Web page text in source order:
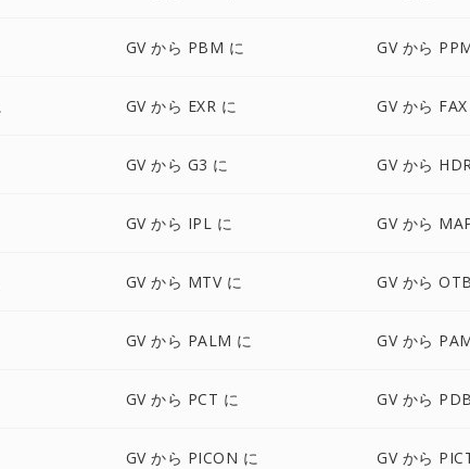
GV から PBM に GV から
GV から EXR に GV から
GV から G3 に GV から
GV から IPL に GV から
GV から MTV に GV から
GV から PALM に GV から
GV から PCT に GV から
GV から PICON に GV から